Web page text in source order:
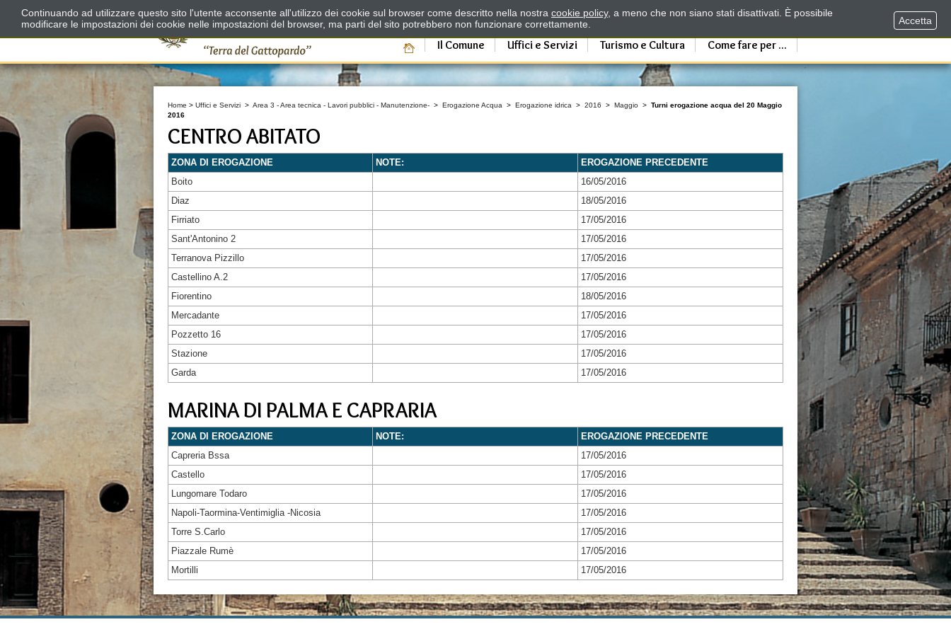
Il Comune Uffici e Servizi Turismo e Cultura Come fare per ...
Home > Uffici e Servizi > Area 3 - Area tecnica - Lavori pubblici - Manutenzione- > Erogazione Acqua > Erogazione idrica > 2016 > Maggio > Turni erogazione acqua del 20 Maggio
2016
CENTRO ABITATO
ZONA DI EROGAZIONE NOTE:
EROGAZIONE PRECEDENTE
Boito
16/05/2016
Diaz
18/05/2016
Firriato
17/05/2016
Sant'Antonino 2
17/05/2016
Terranova Pizzillo
17/05/2016
Castellino A.2
17/05/2016
Fiorentino
18/05/2016
Mercadante
17/05/2016
Pozzetto 16
17/05/2016
Stazione
17/05/2016
Garda
17/05/2016
MARINA DI PALMA E CAPRARIA
ZONA DI EROGAZIONE NOTE:
EROGAZIONE PRECEDENTE
Capreria Bssa
17/05/2016
Castello
17/05/2016
Lungomare Todaro
17/05/2016
Napoli-Taormina-Ventimiglia -Nicosia
17/05/2016
Torre S.Carlo
17/05/2016
Piazzale Rumè
17/05/2016
Mortilli
17/05/2016
Continuando ad utilizzare questo sito l'utente acconsente all'utilizzo dei cookie sul browser come descritto nella nostra cookie policy, a meno che non siano stati disattivati. È possibile
modificare le impostazioni dei cookie nelle impostazioni del browser, ma parti del sito potrebbero non funzionare correttamente.
Accetta